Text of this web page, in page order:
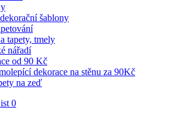
šablony
tapety, tmely
nářadí
od 90 Kč
dekorace na stěnu za 90Kč
na zeď
0